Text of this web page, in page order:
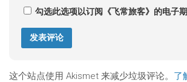
勾选此选项以订阅《飞常旅客》的电子
这个站点使用 Akismet 来减少垃圾评论。 了